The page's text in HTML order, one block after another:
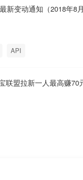
新变动通知（2018年8
API
联盟拉新一人最高赚70